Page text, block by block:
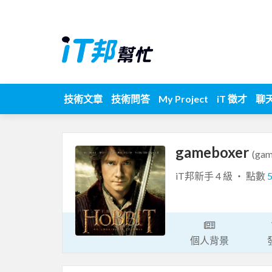
技術文章 技術問答 My Project iT 徵才 聊
gameboxer
iT邦新手 4 級 ‧ 點數
個人背景